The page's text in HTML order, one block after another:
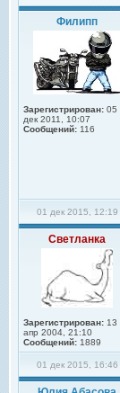
Филипп
Зарегистрирован: 05
дек 2011, 10:07
Сообщений: 116
01 дек 2015, 12:19
Светланка
Зарегистрирован: 13
апр 2004, 21:10
Сообщений: 1889
01 дек 2015, 16:46